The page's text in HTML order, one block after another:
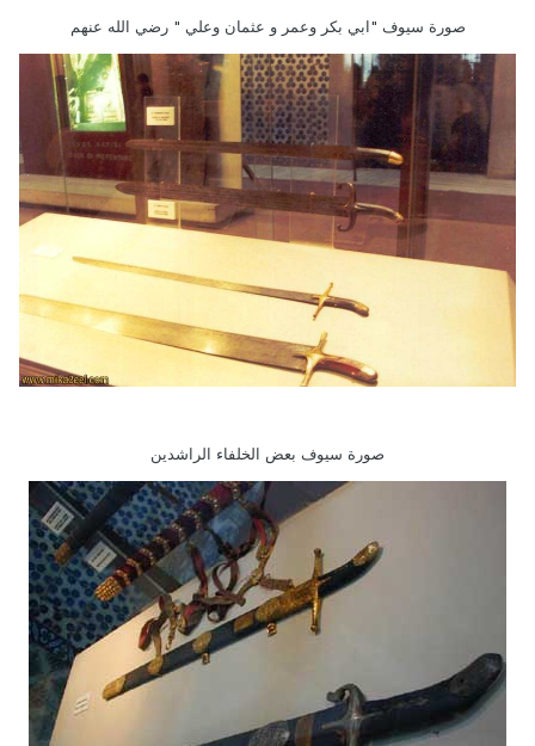
صورة سيوف "ابي بكر وعمر و عثمان وعلي " رضي الله عنهم
صورة سيوف بعض الخلفاء الراشدين